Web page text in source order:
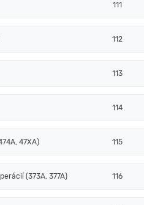
111
112
113
114
47XA) 115
(373A, 377A) 116